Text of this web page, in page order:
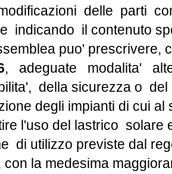
delle parti
indicando il contenuto
puo'
, adeguate modalita'
della sicurezza o
degli impianti di cui
l'uso del lastrico solare
di utilizzo previste dal
la medesima